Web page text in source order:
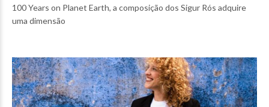
100 Years on Planet Earth, a composição dos Sigur Rós adquire
uma dimensão